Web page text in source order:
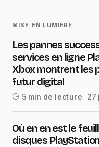
MISE EN LUMIÈRE
Les pannes
services en ligne
Xbox montrent les
futur digital
5 min de lecture 27
Où en en est le
disques